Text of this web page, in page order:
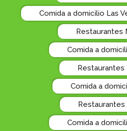
Comida a domicilio Las
Restaurantes
Comida a
Restaurantes
Comida a
Restaurantes
Comida a